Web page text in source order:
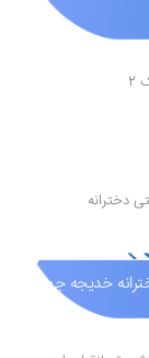
دخترانه
خدیجه جهان